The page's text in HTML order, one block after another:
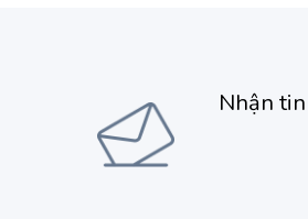
Nhận